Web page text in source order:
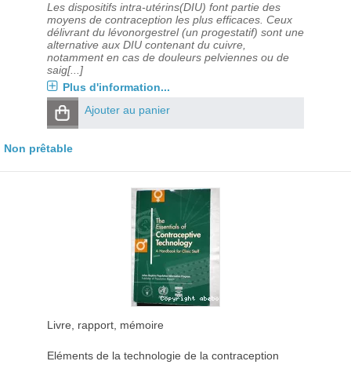
Les dispositifs intra-utérins(DIU) font partie des
moyens de contraception les plus efficaces. Ceux
délivrant du lévonorgestrel (un progestatif) sont une
alternative aux DIU contenant du cuivre,
notamment en cas de douleurs pelviennes ou de
saig[...]
Plus d'information...
Ajouter au panier
Non prêtable
Livre, rapport, mémoire
Eléments de la technologie de la contraception